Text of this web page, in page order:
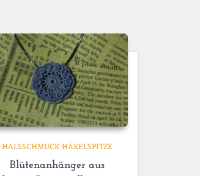
HALSSCHMUCK HÄKELSPITZE
Blütenanhänger aus